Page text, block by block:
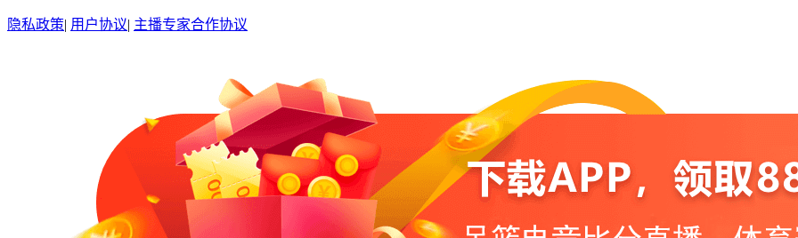
隐私政策| 用户协议| 主播专家合作协议